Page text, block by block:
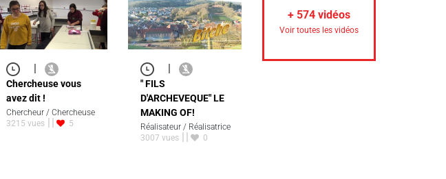
Chercheuse vous
avez dit !
Chercheur / Chercheuse
3215 vues
5
" FILS
D'ARCHEVEQUE" LE
MAKING OF!
Réalisateur / Réalisatrice
3007 vues
0
+ 574 vidéos
Voir toutes les vidéos